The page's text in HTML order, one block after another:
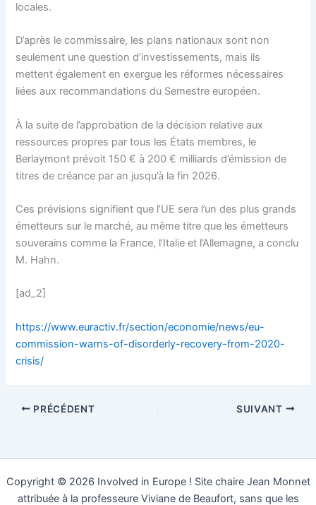
locales.
D’après le commissaire, les plans nationaux sont non
seulement une question d’investissements, mais ils
mettent également en exergue les réformes nécessaires
liées aux recommandations du Semestre européen.
À la suite de l’approbation de la décision relative aux
ressources propres par tous les États membres, le
Berlaymont prévoit 150 € à 200 € milliards d’émission de
titres de créance par an jusqu’à la fin 2026.
Ces prévisions signifient que l’UE sera l’un des plus grands
émetteurs sur le marché, au même titre que les émetteurs
souverains comme la France, l’Italie et l’Allemagne, a conclu
M. Hahn.
[ad_2]
https://www.euractiv.fr/section/economie/news/eu-
commission-warns-of-disorderly-recovery-from-2020-
crisis/
PRÉCÉDENT SUIVANT
Copyright © 2026 Involved in Europe ! Site chaire Jean Monnet
attribuée à la professeure Viviane de Beaufort, sans que les